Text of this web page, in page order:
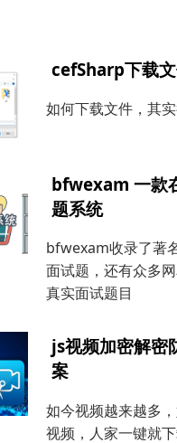
cefSharp下载
如何下载文件，其
bfwexam 一款
题系统
bfwexam收录了著
面试题，还有众多
真实面试题目
js视频加密解密
案
如今视频越来越多
视频，人家一键就